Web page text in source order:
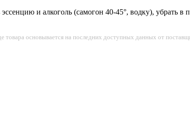
и алкоголь (самогон 40-45°, водку), убрать в
основывается на последних доступных данных от